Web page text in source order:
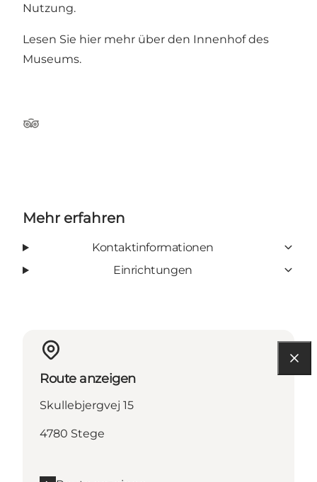
Nutzung.
Lesen Sie hier mehr über den Innenhof des
Museums.
TripAdvisor
Mehr erfahren
Kontaktinformationen
Einrichtungen
Route anzeigen
Skullebjergvej 15
4780 Stege